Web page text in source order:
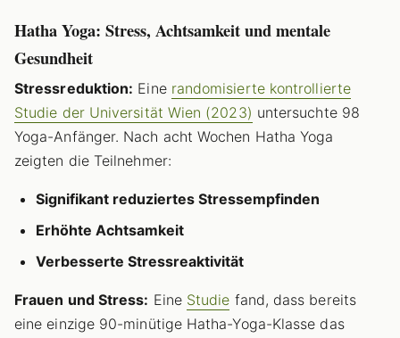
Hatha Yoga: Stress, Achtsamkeit und mentale
Gesundheit
Stressreduktion: Eine randomisierte kontrollierte
Studie der Universität Wien (2023) untersuchte 98
Yoga-Anfänger. Nach acht Wochen Hatha Yoga
zeigten die Teilnehmer:
Signifikant reduziertes Stressempfinden
Erhöhte Achtsamkeit
Verbesserte Stressreaktivität
Frauen und Stress: Eine Studie fand, dass bereits
eine einzige 90-minütige Hatha-Yoga-Klasse das